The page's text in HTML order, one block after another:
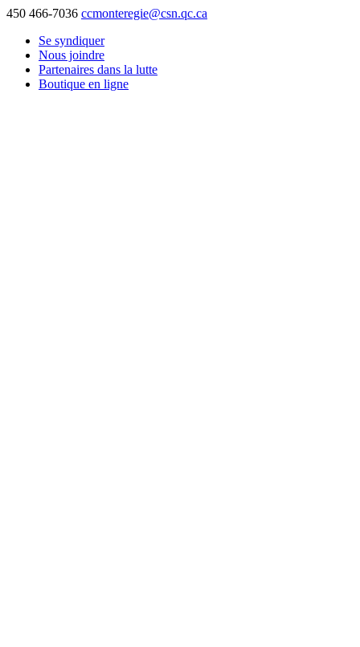
450 466-7036 ccmonteregie@csn.qc.ca
Se syndiquer
Nous joindre
Partenaires dans la lutte
Boutique en ligne